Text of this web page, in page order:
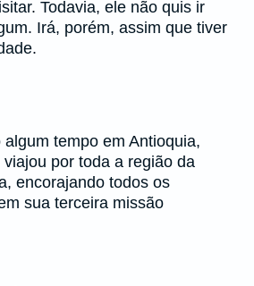
Todavia, ele não quis ir
Irá, porém, assim que tiver
tempo em Antioquia,
por toda a região da
encorajando todos os
sua terceira missão